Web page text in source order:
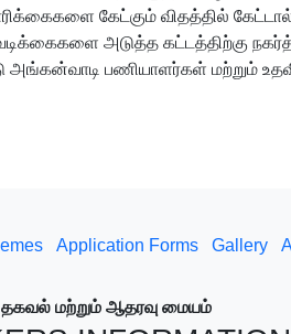
கேட்கும் விதத்தில்
அடுத்த கட்டத்திற்கு
அங்கன்வாடி பணியாளர்கள் மற்றும்
Application Forms Gallery
தகவல் மற்றும் ஆதரவு மையம்